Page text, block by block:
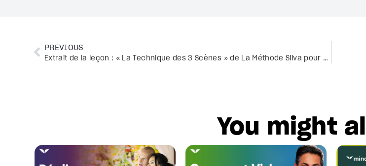
PREVIOUS
Extrait de la leçon : « La Technique des 3 Scènes » de La Méthode Silva pour un Ultra Mental
You might